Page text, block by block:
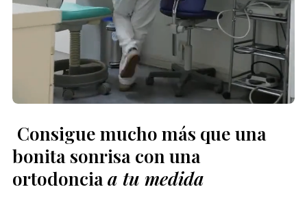
Consigue mucho más que una
bonita sonrisa con una
ortodonciaa tu medida